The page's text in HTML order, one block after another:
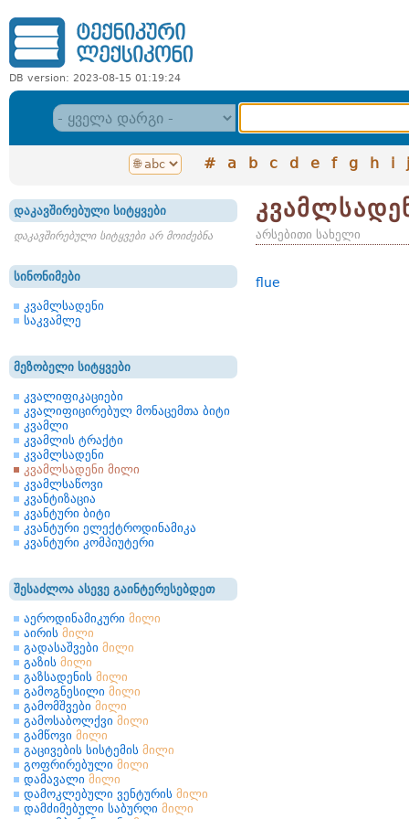
DB version: 2023-08-15 01:19:24
# a b c d e f g h i j
დაკავშირებული სიტყვები
დაკავშირებული სიტყვები არ მოიძებნა
სინონიმები
კვამლსადენი
საკვამლე
მეზობელი სიტყვები
კვალიფიკაციები
კვალიფიცირებულ მონაცემთა ბიტი
კვამლი
კვამლის ტრაქტი
კვამლსადენი
კვამლსადენი მილი
კვამლსაწოვი
კვანტიზაცია
კვანტური ბიტი
კვანტური ელექტროდინამიკა
კვანტური კომპიუტერი
შესაძლოა ასევე გაინტერესებდეთ
აეროდინამიკური მილი
აირის მილი
გადასაშვები მილი
გაზის მილი
გაზსადენის მილი
გამოგნესილი მილი
გამომშვები მილი
გამოსაბოლქვი მილი
გამწოვი მილი
გაცივების სისტემის მილი
გოფრირებული მილი
დამავალი მილი
დამოკლებული ვენტურის მილი
დამძიმებული საბურღი მილი
არსებითი სახელი
flue